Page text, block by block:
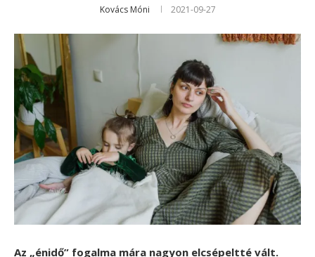
Kovács Móni 2021-09-27
Az „énidő” fogalma mára nagyon elcsépeltté vált.